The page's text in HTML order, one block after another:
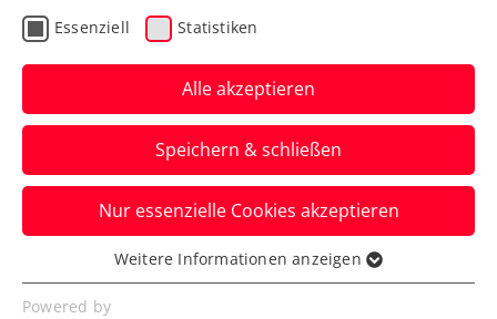
Davis Cup: ÖTV-Herren
bei Auslosung der
Weltgruppe I gesetzt
Am Donnerstag zu Mittag erfährt die
Mannschaft von Jürgen Melzer ihren
nächsten Länderkampfgegner.
Verfasst von: Manuel Wachta, 06.02.2024
Essenziell Statistiken
Alle akzeptieren
Speichern & schließen
Nur essenzielle Cookies akzeptieren
Essenziell
Essenzielle Cookies werden für grundlegende
Weitere Informationen anzeigen
Powered by